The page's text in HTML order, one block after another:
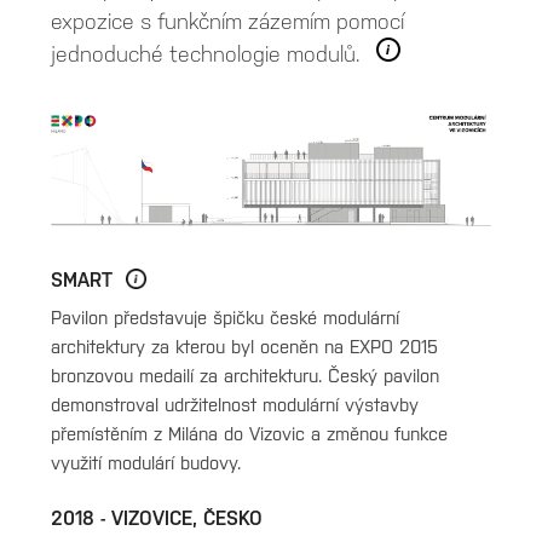
expozice s funkčním zázemím pomocí
jednoduché technologie modulů.
SMART
Pavilon představuje špičku české modulární
architektury za kterou byl oceněn na EXPO 2015
bronzovou medailí za architekturu. Český pavilon
demonstroval udržitelnost modulární výstavby
přemístěním z Milána do Vizovic a změnou funkce
využití modulárí budovy.
2018 - VIZOVICE, ČESKO